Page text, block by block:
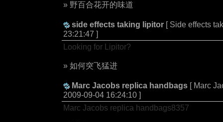
» 野百合花开的味道
side effects taking lipitor [ Side effects
23:21:47 ]
Looking for Lipitor?
» 如何突飞猛进
Marc Jacobs replica handbags [ Marc
2009-09-04 16:24:10 ]
Marc Jacobs replica handbags8357